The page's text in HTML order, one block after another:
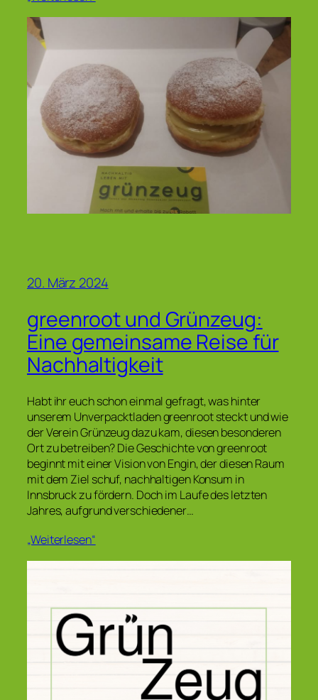
20. März 2024
greenroot und Grünzeug:
Eine gemeinsame Reise für
Nachhaltigkeit
Habt ihr euch schon einmal gefragt, was hinter
unserem Unverpacktladen greenroot steckt und wie
der Verein Grünzeug dazu kam, diesen besonderen
Ort zu betreiben? Die Geschichte von greenroot
beginnt mit einer Vision von Engin, der diesen Raum
mit dem Ziel schuf, nachhaltigen Konsum in
Innsbruck zu fördern. Doch im Laufe des letzten
Jahres, aufgrund verschiedener…
„Weiterlesen“